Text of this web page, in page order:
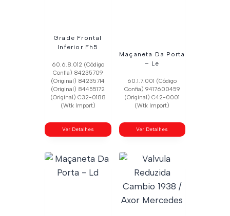
Grade Frontal
Inferior Fh5
60.6.8.012 (Código
Confia) 84235709
(Original) 84235714
(Original) 84455172
(Original) C32-0188
(Wtk Import)
Ver Detalhes
Maçaneta Da Porta
– Le
60.1.7.001 (Código
Confia) 9417600459
(Original) C42-0001
(Wtk Import)
Ver Detalhes